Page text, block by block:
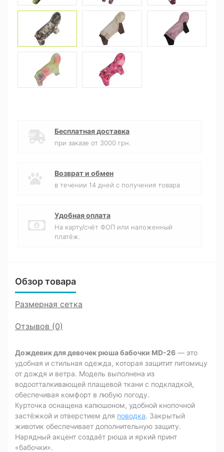
Бесплатная доставка
при заказе от 3000 грн.
Возврат и обмен
в течении 14 дней с получения товара
Удобная оплата
На карту/счёт ФОП или наложенный
платёж.
Обзор товара
Размерная сетка
Отзывов (0)
Дождевик для девочек рюша бабочки MD-26 — это
удобная и стильная одежда, которая защитит питомицу
от дождя и ветра. Модель выполнена из
водоотталкивающей плащевой ткани с подкладкой,
обеспечивая комфорт в любую погоду.
Курточка оснащена капюшоном, удобной кнопочной
застёжкой и отверстием для поводка. Закрытый
животик обеспечивает дополнительную защиту.
Нарядный акцент создаёт рюша и яркий принт
«бабочки».